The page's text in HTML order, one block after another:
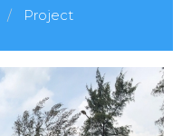
Project